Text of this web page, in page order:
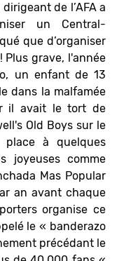
de l’AFA a
un Central-
que d’organiser
grave, l'année
un enfant de 13
dans la malfamée
il avait le tort de
Old Boys sur le
à quelques
joyeuses comme
Mas Popular
an avant chaque
organise ce
le « banderazo
précédant le